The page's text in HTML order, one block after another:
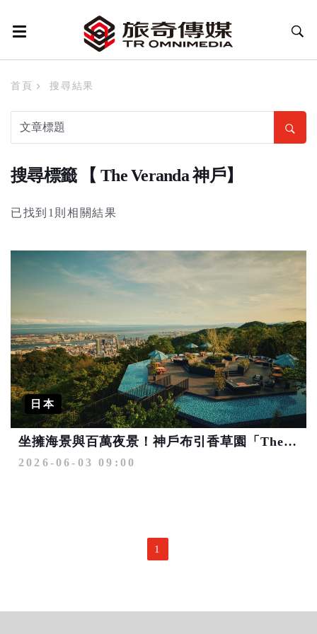
首頁 搜尋結果
搜尋標籤 【 The Veranda 神戶】
已找到1則相關結果
日本
坐擁海景與百萬夜景！神戶布引香草園「The Veranda神戶」絕美翻新開幕
2026-06-03 09:00
1